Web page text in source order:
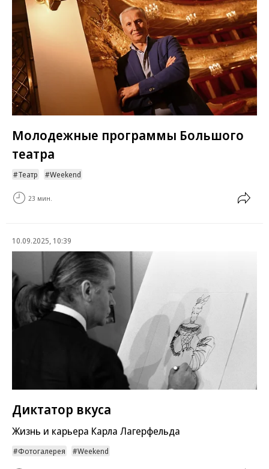
Молодежные программы Большого
театра
Театр Weekend
23 мин.
10.09.2025, 10:39
Диктатор вкуса
Жизнь и карьера Карла Лагерфельда
Фотогалерея Weekend